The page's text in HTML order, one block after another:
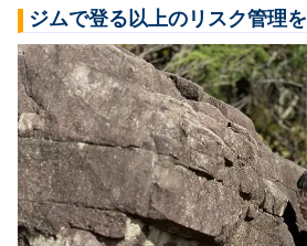
ジムで登る以上のリスク管理を